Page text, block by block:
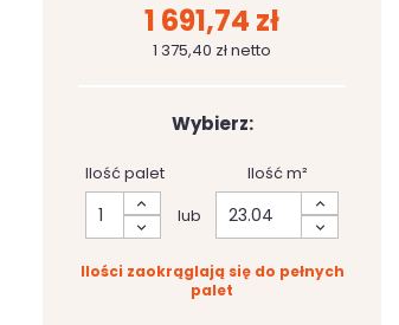
1 691,74 zł
1 375,40 zł netto
Wybierz:
Ilość palet
lub
Ilość m²
Ilości zaokrąglają się do pełnych
palet